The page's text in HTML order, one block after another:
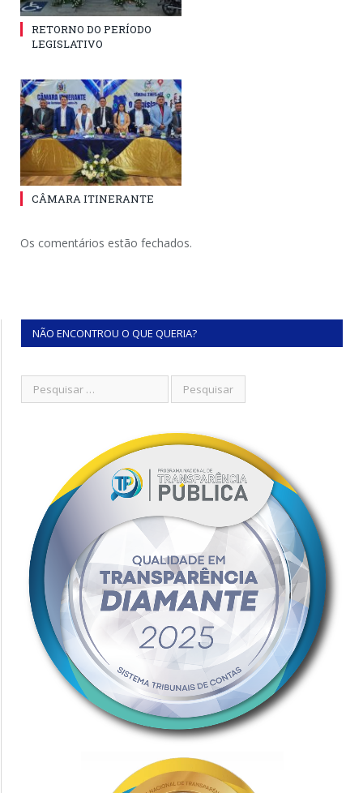
RETORNO DO PERÍODO
LEGISLATIVO
CÂMARA ITINERANTE
Os comentários estão fechados.
NÃO ENCONTROU O QUE QUERIA?